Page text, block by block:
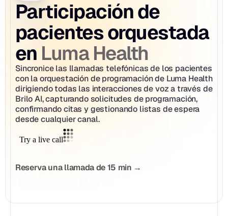
Participación de
pacientes orquestada
en Luma Health
Sincronice las llamadas telefónicas de los pacientes
con la orquestación de programación de Luma Health
dirigiendo todas las interacciones de voz a través de
Brilo AI, capturando solicitudes de programación,
confirmando citas y gestionando listas de espera
desde cualquier canal.
Reserva una llamada de 15 min →